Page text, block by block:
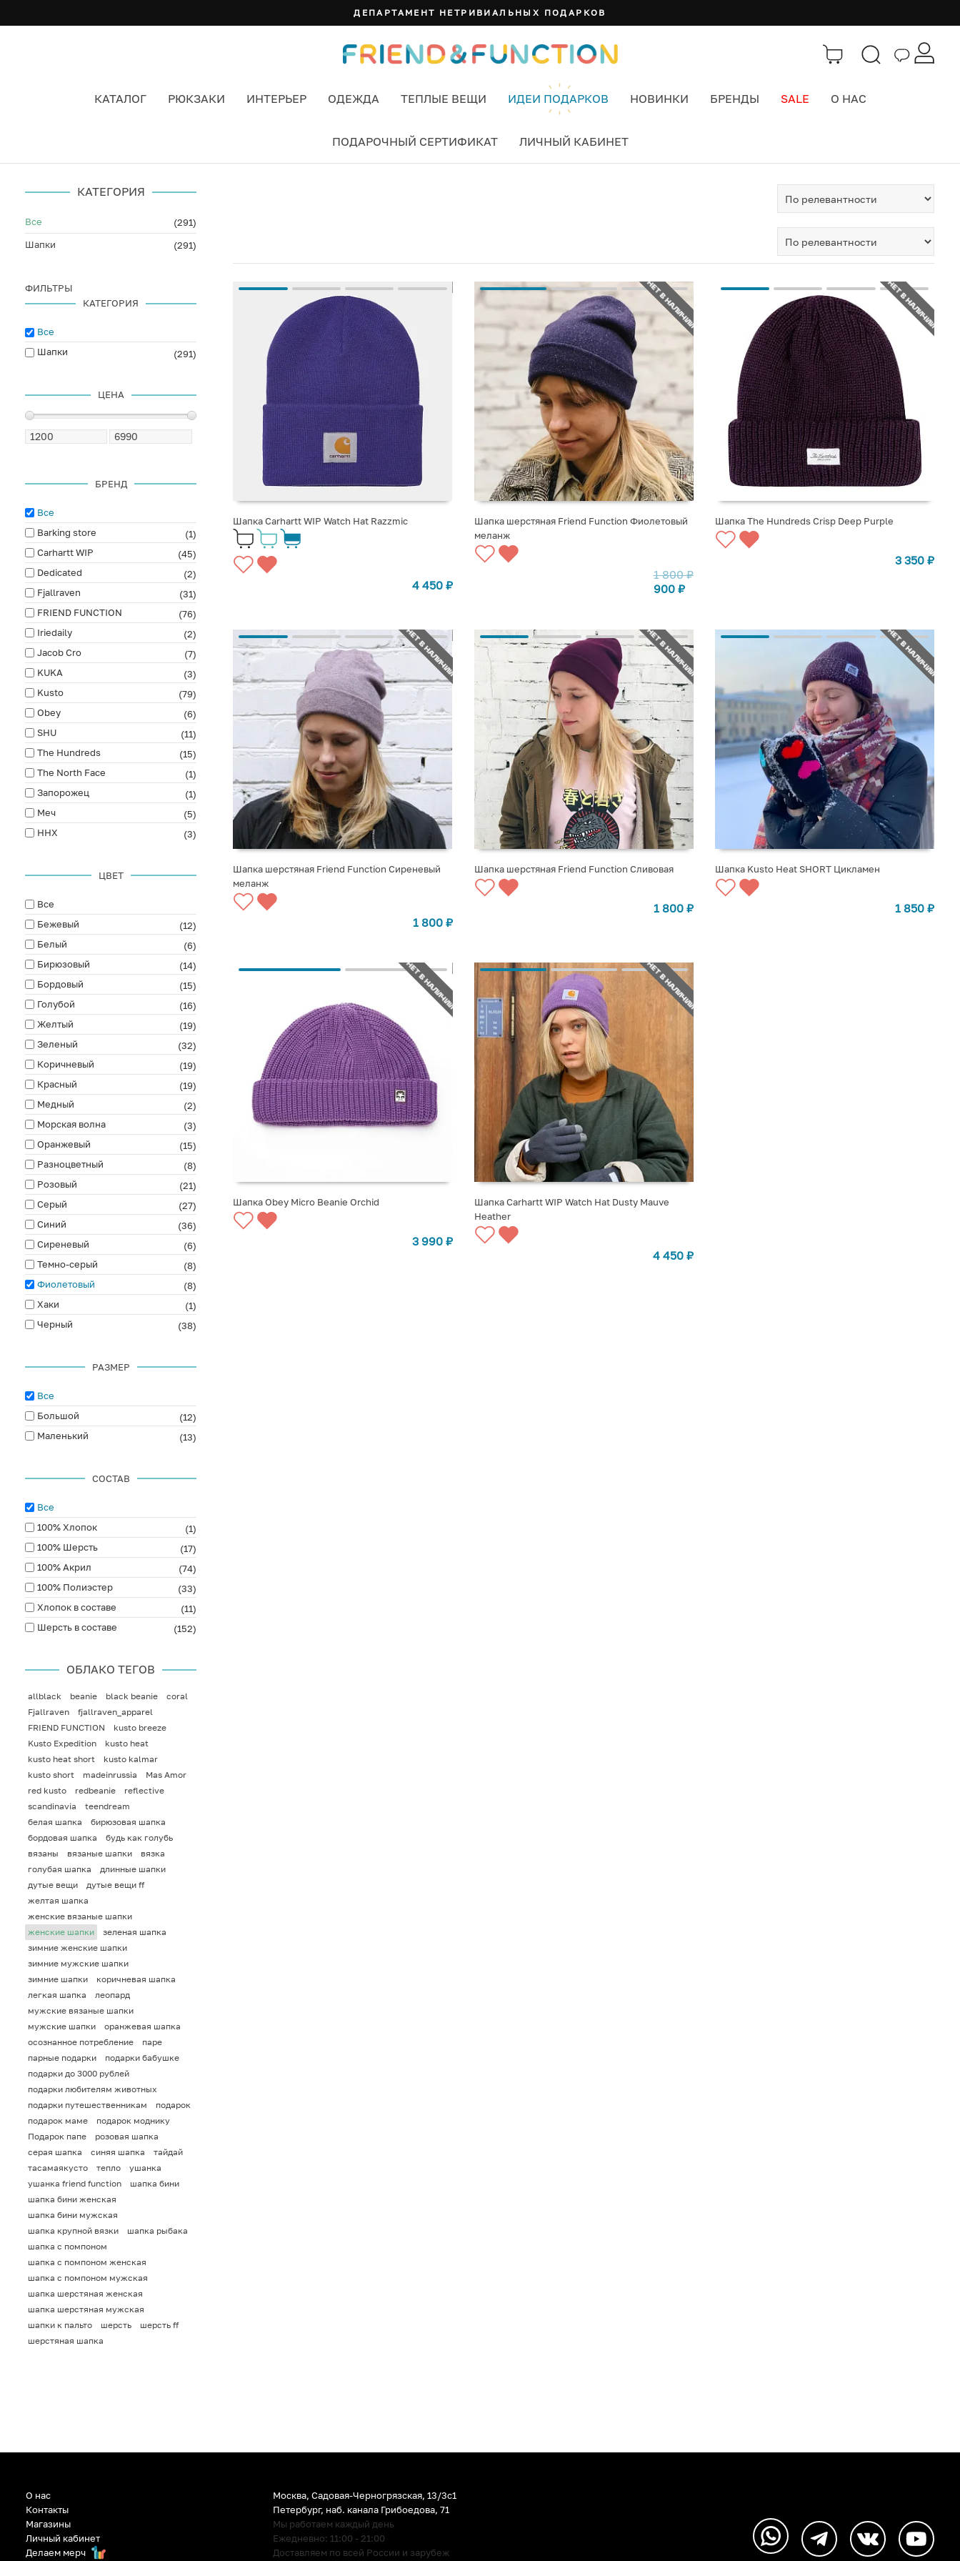
ДЕПАРТАМЕНТ НЕТРИВИАЛЬНЫХ ПОДАРКОВ
КАТАЛОГ РЮКЗАКИ ИНТЕРЬЕР ОДЕЖДА ТЕПЛЫЕ ВЕЩИ ИДЕИ ПОДАРКОВ НОВИНКИ БРЕНДЫ SALE О НАС
ПОДАРОЧНЫЙ СЕРТИФИКАТ ЛИЧНЫЙ КАБИНЕТ
Шапка Carhartt WIP Watch Hat Razzmic
4 450 ₽
НЕТ В НАЛИЧИИ
СООБЩИТЬ О ПОСТУПЛЕНИИ
Шапка шерстяная Friend Function Фиолетовый
меланж
1 800₽
900 ₽
НЕТ В НАЛИЧИИ
СООБЩИТЬ О ПОСТУПЛЕНИИ
Шапка The Hundreds Crisp Deep Purple
3 350 ₽
НЕТ В НАЛИЧИИ
СООБЩИТЬ О ПОСТУПЛЕНИИ
Шапка шерстяная Friend Function Сиреневый
меланж
1 800 ₽
НЕТ В НАЛИЧИИ
СООБЩИТЬ О ПОСТУПЛЕНИИ
Шапка шерстяная Friend Function Сливовая
1 800 ₽
НЕТ В НАЛИЧИИ
СООБЩИТЬ О ПОСТУПЛЕНИИ
Шапка Kusto Heat SHORT Цикламен
1 850 ₽
НЕТ В НАЛИЧИИ
СООБЩИТЬ О ПОСТУПЛЕНИИ
Шапка Obey Micro Beanie Orchid
3 990 ₽
НЕТ В НАЛИЧИИ
СООБЩИТЬ О ПОСТУПЛЕНИИ
Шапка Carhartt WIP Watch Hat Dusty Mauve
Heather
4 450 ₽
КАТЕГОРИЯ
Все
(291)
Шапки
(291)
ФИЛЬТРЫ
КАТЕГОРИЯ
Все
Шапки
(291)
ЦЕНА
БРЕНД
Все
Barking store
(1)
Carhartt WIP
(45)
Dedicated
(2)
Fjallraven
(31)
FRIEND FUNCTION
(76)
Iriedaily
(2)
Jacob Cro
(7)
KUKA
(3)
Kusto
(79)
Obey
(6)
SHU
(11)
The Hundreds
(15)
The North Face
(1)
Запорожец
(1)
Меч
(5)
ННХ
(3)
ЦВЕТ
Все
Бежевый
(12)
Белый
(6)
Бирюзовый
(14)
Бордовый
(15)
Голубой
(16)
Желтый
(19)
Зеленый
(32)
Коричневый
(19)
Красный
(19)
Медный
(2)
Морская волна
(3)
Оранжевый
(15)
Разноцветный
(8)
Розовый
(21)
Серый
(27)
Синий
(36)
Сиреневый
(6)
Темно-серый
(8)
Фиолетовый
(8)
Хаки
(1)
Черный
(38)
РАЗМЕР
Все
Большой
(12)
Маленький
(13)
СОСТАВ
Все
100% Хлопок
(1)
100% Шерсть
(17)
100% Акрил
(74)
100% Полиэстер
(33)
Хлопок в составе
(11)
Шерсть в составе
(152)
ОБЛАКО ТЕГОВ
allblack beanie black beanie
coral
Fjallraven
fjallraven_apparel
FRIEND FUNCTION
kusto breeze
Kusto Expedition
kusto heat
kusto heat short
kusto kalmar
kusto short
madeinrussia
Mas Amor
red kusto
redbeanie
reflective
scandinavia
teendream
белая шапка
бирюзовая шапка
бордовая шапка
будь как голубь
вязаны
вязаные шапки
вязка
голубая шапка
длинные шапки
дутые вещи
дутые вещи ff
желтая шапка
женские вязаные шапки
женские шапки
зеленая шапка
зимние женские шапки
зимние мужские шапки
зимние шапки
коричневая шапка
легкая шапка
леопард
мужские вязаные шапки
мужские шапки
оранжевая шапка
осознанное потребление
паре
парные подарки
подарки бабушке
подарки до 3000 рублей
подарки любителям животных
подарки путешественникам
подарок
подарок маме
подарок моднику
Подарок папе
розовая шапка
серая шапка
синяя шапка
тайдай
тасамаякусто
тепло
ушанка
ушанка friend function
шапка бини
шапка бини женская
шапка бини мужская
шапка крупной вязки
шапка рыбака
шапка с помпоном
шапка с помпоном женская
шапка с помпоном мужская
шапка шерстяная женская
шапка шерстяная мужская
шапки к пальто
шерсть
шерсть ff
шерстяная шапка
О нас
Контакты
Магазины
Личный кабинет
Делаем мерч
Москва, Садовая-Черногрязская, 13/3c1
Петербург, наб. канала Грибоедова, 71
Мы работаем каждый день
Ежедневно: 11:00 - 21:00
Доставляем по всей России и зарубеж